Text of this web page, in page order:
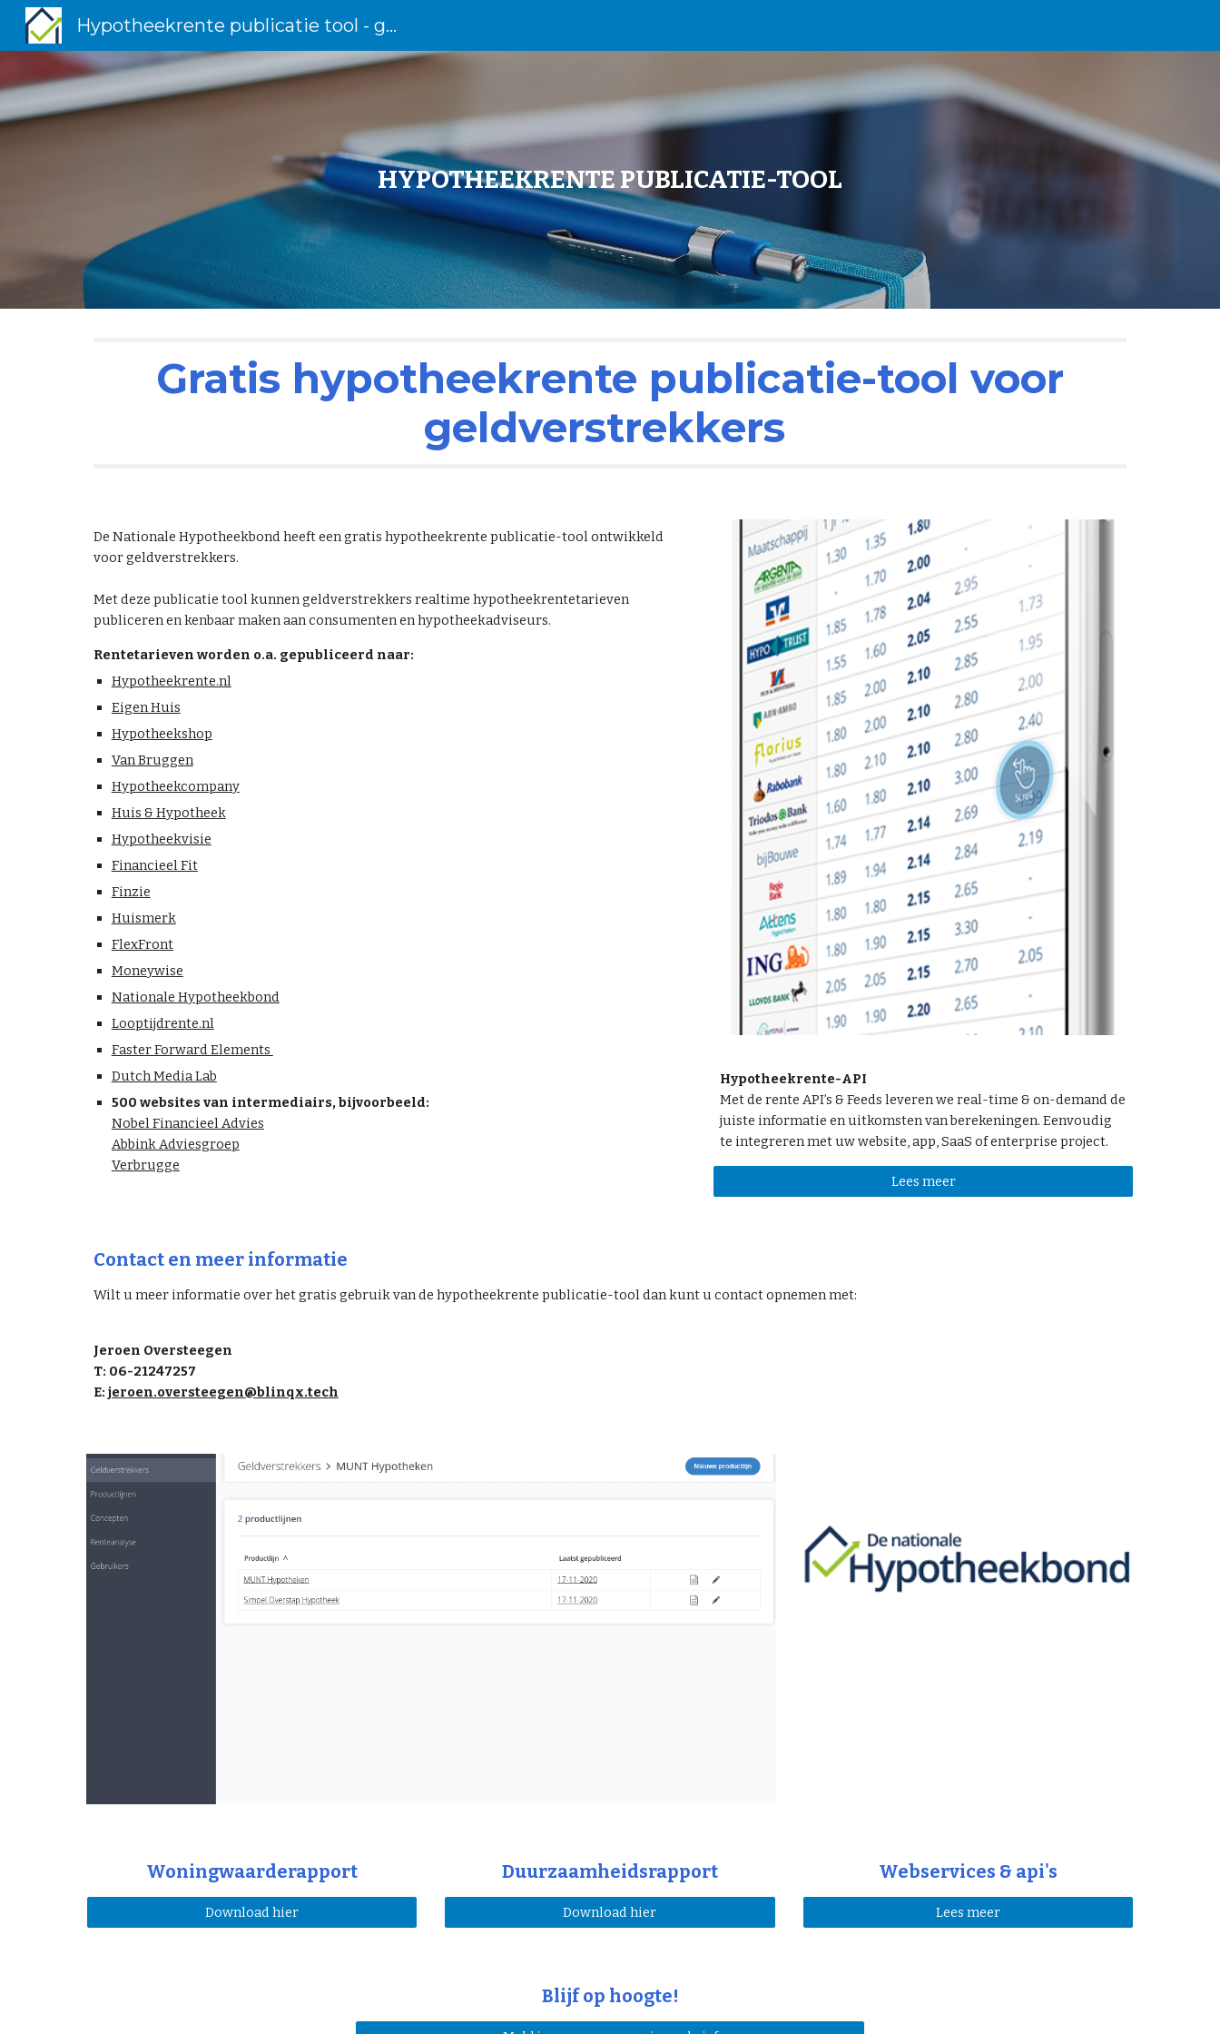
Skip to main content
Hypotheekrente publicatie tool - gratis voor geldverstrekkers
HYPOTHEEKRENTE PUBLICATIE-TOOL
Gratis hypotheekrente publicatie-tool voor
geldverstrekkers
De Nationale Hypotheekbond heeft een gratis hypotheekrente publicatie-tool ontwikkeld
voor geldverstrekkers.
Met deze publicatie tool kunnen geldverstrekkers realtime hypotheekrentetarieven
publiceren en kenbaar maken aan consumenten en hypotheekadviseurs.
Rentetarieven worden o.a. gepubliceerd naar:
Hypotheekrente.nl
Eigen Huis
Hypotheekshop
Van Bruggen
Hypotheekcompany
Huis & Hypotheek
Hypotheekvisie
Financieel Fit
Finzie
Huismerk
FlexFront
Moneywise
Nationale Hypotheekbond
Looptijdrente.nl
Faster Forward Elements
Dutch Media Lab
500 websites van intermediairs, bijvoorbeeld:
Nobel Financieel Advies
Abbink Adviesgroep
Verbrugge
Hypotheekrente-API
Met de rente API’s & Feeds leveren we real-time & on-demand de
juiste informatie en uitkomsten van berekeningen. Eenvoudig
te integreren met uw website, app, SaaS of enterprise project.
Lees meer
Contact en meer informatie
Wilt u meer informatie over het gratis gebruik van de hypotheekrente publicatie-tool dan kunt u contact opnemen met:
Jeroen Oversteegen
T: 06-21247257
E: jeroen.oversteegen@blinqx.tech
Woningwaarderapport
Download hier
Duurzaamheidsrapport
Download hier
Webservices & api's
Lees meer
Blijf op hoogte!